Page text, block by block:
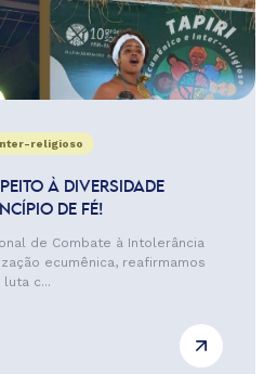
religioso
À DIVERSIDADE
DE FÉ!
de Combate à Intolerância
ecumênica, reafirmamos
c...